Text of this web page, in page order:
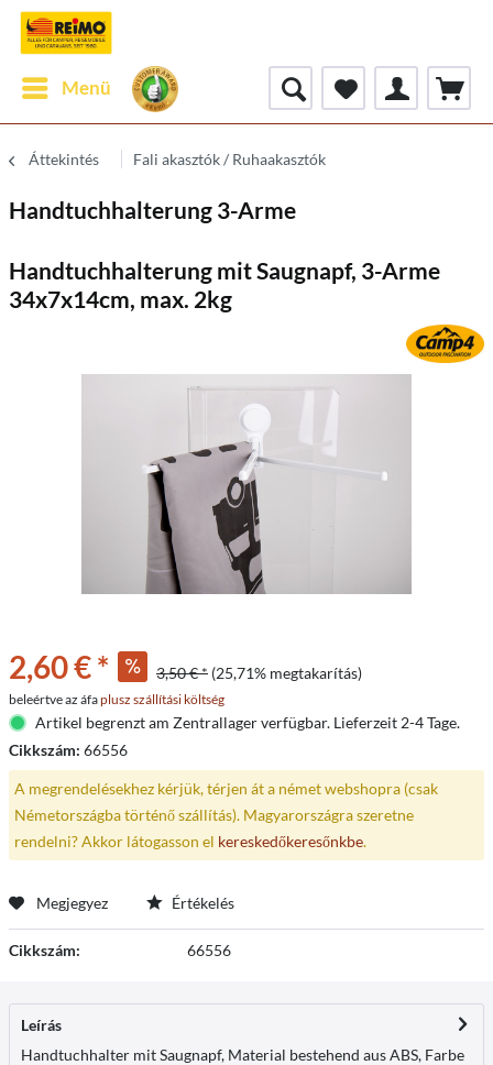
Menü
Áttekintés Fali akasztók / Ruhaakasztók
Handtuchhalterung 3-Arme
Handtuchhalterung mit Saugnapf, 3-Arme
34x7x14cm, max. 2kg
2,60 € * 3,50 € * (25,71% megtakarítás)
beleértve az áfaplusz szállítási költség
Artikel begrenzt am Zentrallager verfügbar. Lieferzeit 2-4 Tage.
Cikkszám: 66556
A megrendelésekhez kérjük, térjen át a német webshopra (csak
Németországba történő szállítás). Magyarországra szeretne
rendelni? Akkor látogasson el kereskedőkeresőnkbe.
Megjegyez Értékelés
Cikkszám: 66556
Leírás
Handtuchhalter mit Saugnapf, Material bestehend aus ABS, Farbe